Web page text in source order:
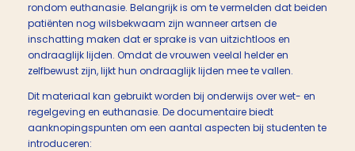
rondom euthanasie. Belangrijk is om te vermelden dat beiden
patiënten nog wilsbekwaam zijn wanneer artsen de
inschatting maken dat er sprake is van uitzichtloos en
ondraaglijk lijden. Omdat de vrouwen veelal helder en
zelfbewust zijn, lijkt hun ondraaglijk lijden mee te vallen.
Dit materiaal kan gebruikt worden bij onderwijs over wet- en
regelgeving en euthanasie. De documentaire biedt
aanknopingspunten om een aantal aspecten bij studenten te
introduceren: